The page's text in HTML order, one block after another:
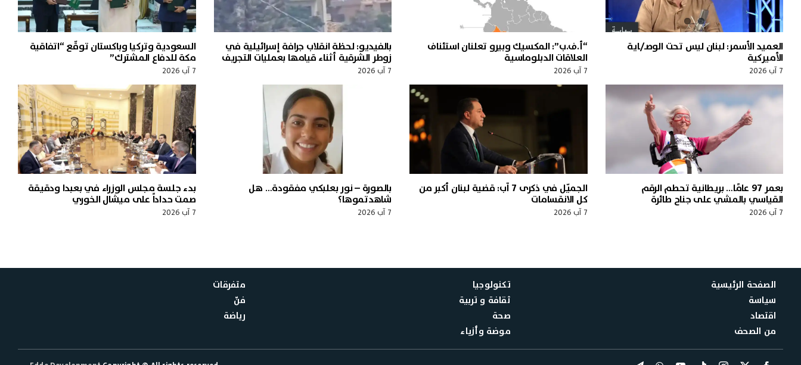
العميد الأسمر: لبنان ليس تحت الوصـ/ـاية
الأميركية
7 آب 2026
“أ.ف.ب”: المكسيك وبيرو تعلنان استئناف
العلاقات الدبلوماسية
7 آب 2026
بالفيديو: لحظة انقلاب جرافة إسرائيلية في
زوطر الشرقية أثناء قيامها بعمليات التجريف
7 آب 2026
السعودية وتركيا وباكستان توقّع “اتفاقية
مكة للدفاع المشترك”
7 آب 2026
بعمر 97 عامًا… بريطانية تحطم الرقم
القياسي بالمشي على جناح طائرة
7 آب 2026
الجميّل في ذكرى 7 آب: قضية لبنان أكبر من
كل الانقسامات
7 آب 2026
بالصورة – نور بعلبكي مفقودة… هل
شاهدتموها؟
7 آب 2026
بدء جلسة مجلس الوزراء في بعبدا ودقيقة
صمت حداداً على ميشال الخوري
7 آب 2026
الصفحة الرئيسية
سياسة
اقتصاد
من الصحف
تكنولوجيا
ثقافة و تربية
صحة
موضة وأزياء
متفرقات
فنّ
رياضة